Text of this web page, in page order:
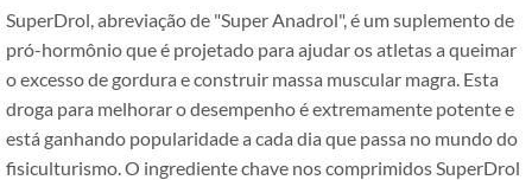
SuperDrol, abreviação de "Super Anadrol", é um suplemento de
pró-hormônio que é projetado para ajudar os atletas a queimar
o excesso de gordura e construir massa muscular magra. Esta
droga para melhorar o desempenho é extremamente potente e
está ganhando popularidade a cada dia que passa no mundo do
fisiculturismo. O ingrediente chave nos comprimidos SuperDrol